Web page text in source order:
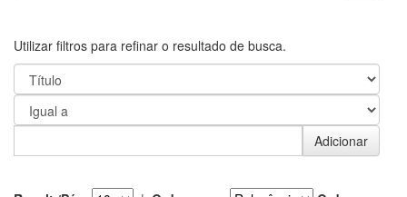
Utilizar filtros para refinar o resultado de busca.